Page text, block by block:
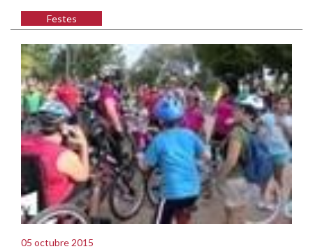
Festes
05 octubre 2015